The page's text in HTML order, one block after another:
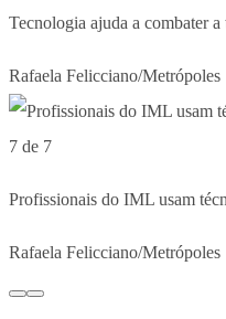
Tecnologia ajuda a combater
Rafaela Felicciano/Metrópoles
7 de 7
Profissionais do IML usam
Rafaela Felicciano/Metrópoles